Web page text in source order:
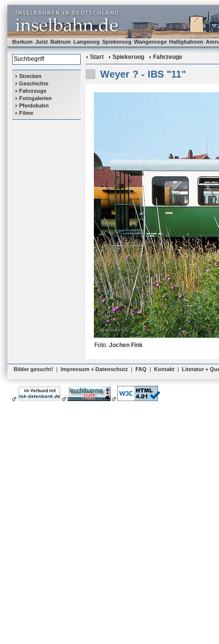
Borkum Juist Baltrum Langeoog Spiekeroog Wangerooge Halligbahnen
Strecken
Geschichte
Fahrzeuge
Fotogalerien
Pferdebahn
Filme
Start Spiekeroog Fahrzeuge
Weyer ? - IBS "11"
Foto: Jochen Fink
Bilder gesucht! | Impressum + Datenschutz | FAQ | Kontakt | Literatur +